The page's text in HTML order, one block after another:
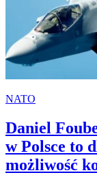
NATO
Daniel
w Polsce to
możliwość